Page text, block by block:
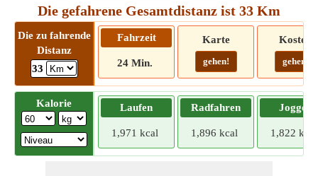
Die gefahrene Gesamtdistanz ist 33 Km
Die zu fahrende
Distanz
33
Fahrzeit
24 Min.
Karte
gehen!
Kosten
gehen!
Kalorie Laufen
1,971 kcal
Radfahren
1,896 kcal
Joggen
1,822 kcal